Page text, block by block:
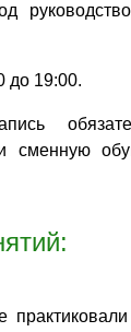
до 19:00.
сменную